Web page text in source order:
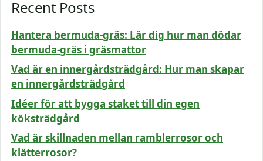
Recent Posts
Hantera bermuda-gräs: Lär dig hur man dödar
bermuda-gräs i gräsmattor
Vad är en innergårdsträdgård: Hur man skapar
en innergårdsträdgård
Idéer för att bygga staket till din egen
köksträdgård
Vad är skillnaden mellan ramblerrosor och
klätterrosor?